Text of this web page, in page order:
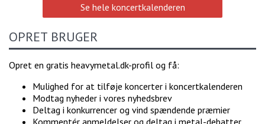
Se hele koncertkalenderen
OPRET BRUGER
Opret en gratis heavymetal.dk-profil og få:
Mulighed for at tilføje koncerter i koncertkalenderen
Modtag nyheder i vores nyhedsbrev
Deltag i konkurrencer og vind spændende præmier